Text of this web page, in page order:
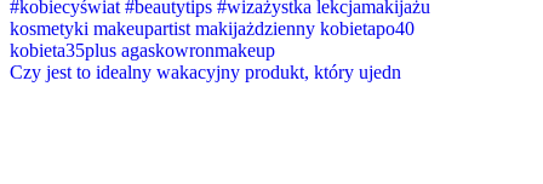
Czy jest to idealny wakacyjny produkt, który ujedn